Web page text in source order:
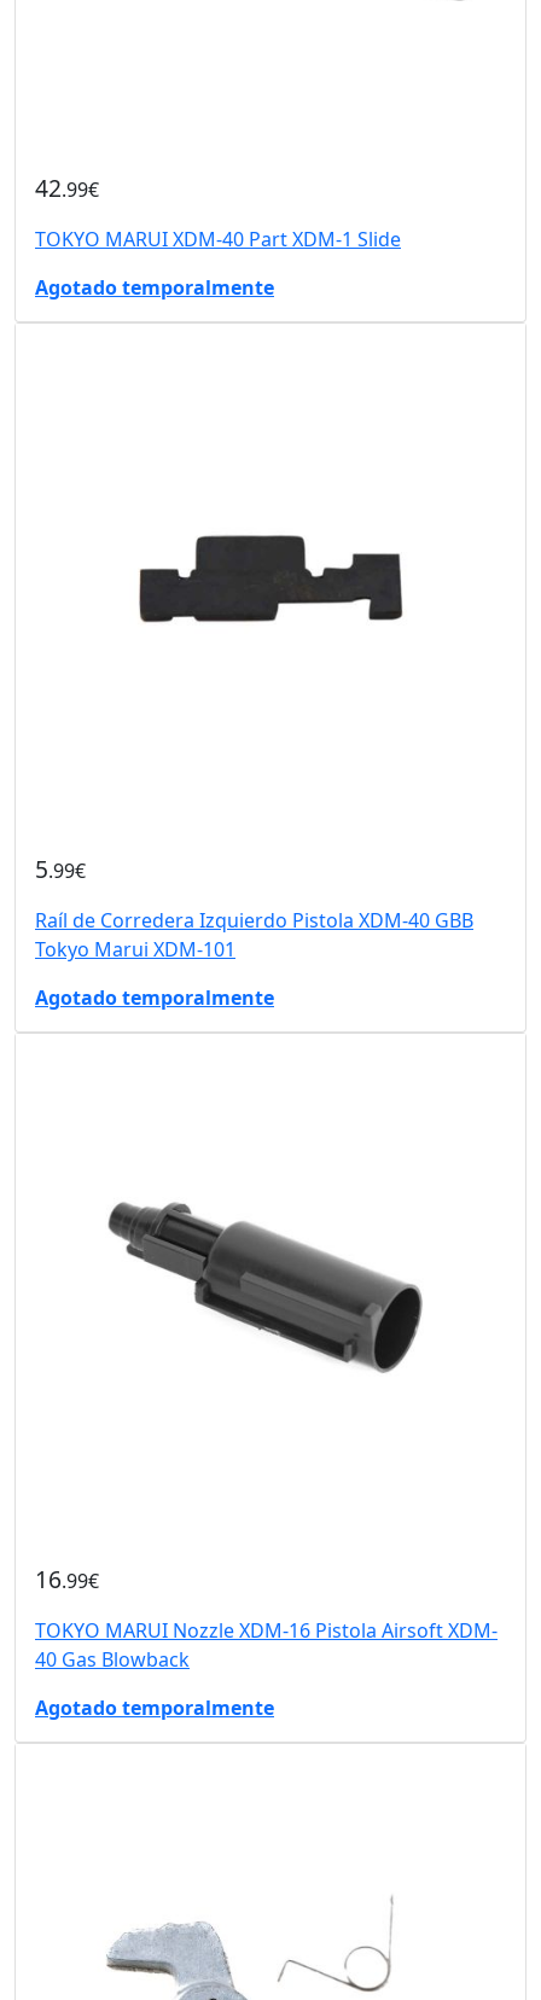
42.99€
TOKYO MARUI XDM-40 Part XDM-1 Slide
Agotado temporalmente
5.99€
Raíl de Corredera Izquierdo Pistola XDM-40 GBB
Tokyo Marui XDM-101
Agotado temporalmente
16.99€
TOKYO MARUI Nozzle XDM-16 Pistola Airsoft XDM-
40 Gas Blowback
Agotado temporalmente